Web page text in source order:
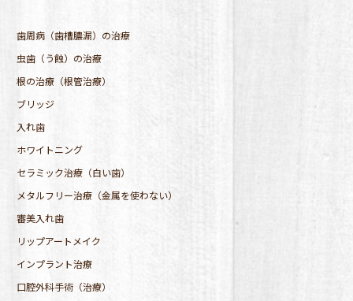
歯周病（歯槽膿漏）の治療
虫歯（う蝕）の治療
根の治療（根管治療）
ブリッジ
入れ歯
ホワイトニング
セラミック治療（白い歯）
メタルフリー治療（金属を使わない）
審美入れ歯
リップアートメイク
インプラント治療
口腔外科手術（治療）